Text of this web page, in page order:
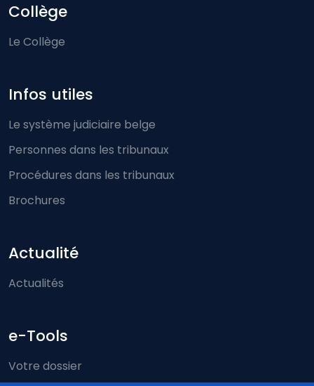
Collège
Le Collège
Infos utiles
Le système judiciaire belge
Personnes dans les tribunaux
Procédures dans les tribunaux
Brochures
Actualité
Actualités
e-Tools
Votre dossier